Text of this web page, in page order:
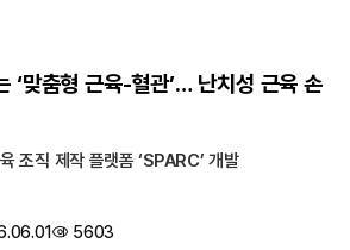
‘맞춤형 근육-혈관’… 난치성 근육 손
조직 제작 플랫폼 ‘SPARC’ 개발
5603